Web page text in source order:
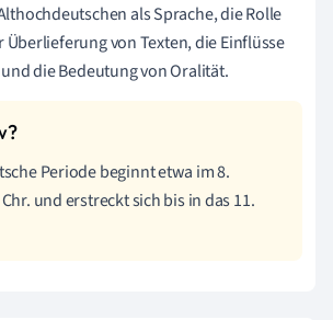
als Sprache, die Rolle
Überlieferung von Texten, die Einflüsse
die Bedeutung von Oralität.
Periode beginnt etwa im 8.
und erstreckt sich bis in das 11.